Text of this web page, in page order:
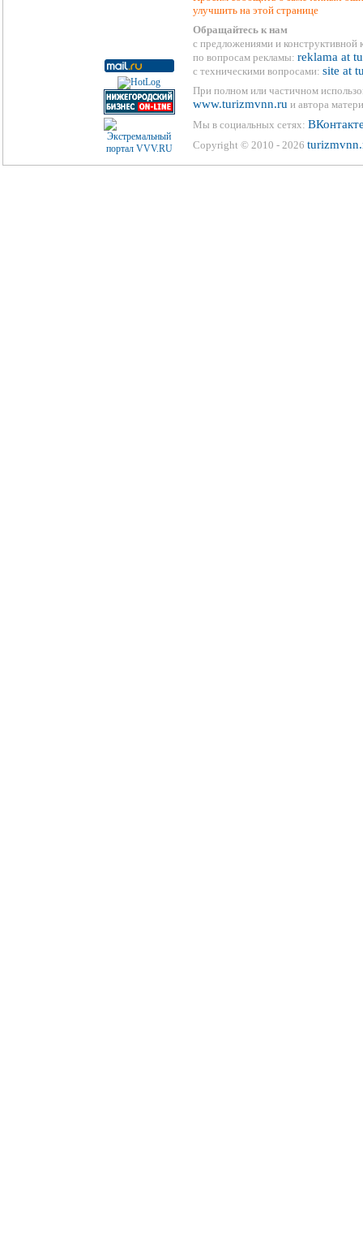
улучшить на этой странице
Обращайтесь к нам
с предложениями и конструктивной
по вопросам рекламы: reklama at
с техническими вопросами: site at
При полном или частичном
www.turizmvnn.ru и автора
Мы в социальных сетях:
Copyright © 2010 - 2026